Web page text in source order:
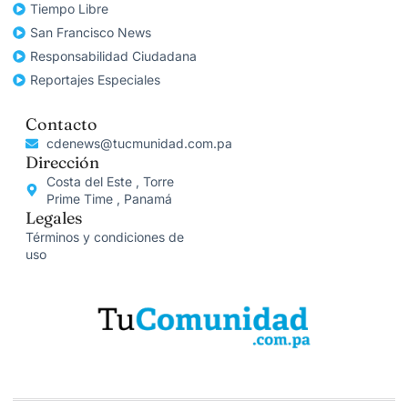
Tiempo Libre
San Francisco News
Responsabilidad Ciudadana
Reportajes Especiales
Contacto
cdenews@tucmunidad.com.pa
Dirección
Costa del Este , Torre
Prime Time , Panamá
Legales
Términos y condiciones de
uso